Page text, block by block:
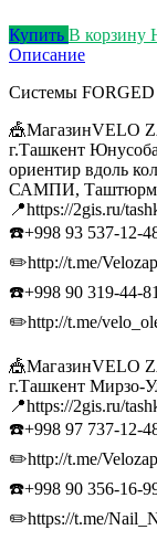
Купить В корзину
Описание
Системы
🎪МагазинVELO
г.Ташкент
ориентир вдоль
САМПИ,
📍https://2gis.ru/
☎️+998 93 537-12-
✏️http://t.me/
☎️+998 90 319-44-81
✏️http://t.me/
🎪МагазинVELO
г.Ташкент Мирзо-
📍https://2gis.ru/
☎️+998 97 737-12-
✏️http://t.me/
☎️+998 90 356-16-
✏️https://t.me/